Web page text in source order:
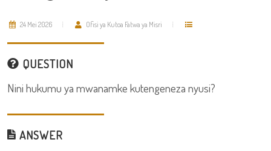
24 Mei 2026 Ofisi ya Kutoa Fatwa ya Misri
QUESTION
Nini hukumu ya mwanamke kutengeneza nyusi?
ANSWER